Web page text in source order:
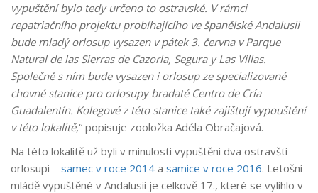
vypuštění bylo tedy určeno to ostravské. V rámci
repatriačního projektu probíhajícího ve španělské Andalusii
bude mladý orlosup vysazen v pátek 3. června v Parque
Natural de las Sierras de Cazorla, Segura y Las Villas.
Společně s ním bude vysazen i orlosup ze specializované
chovné stanice pro orlosupy bradaté Centro de Cría
Guadalentín. Kolegové z této stanice také zajištují vypouštění
v této lokalitě,“ popisuje zooložka Adéla Obračajová.
Na této lokalitě už byli v minulosti vypuštěni dva ostravští
orlosupi – samec v roce 2014 a samice v roce 2016. Letošní
mládě vypuštěné v Andalusii je celkově 17., které se vylíhlo v